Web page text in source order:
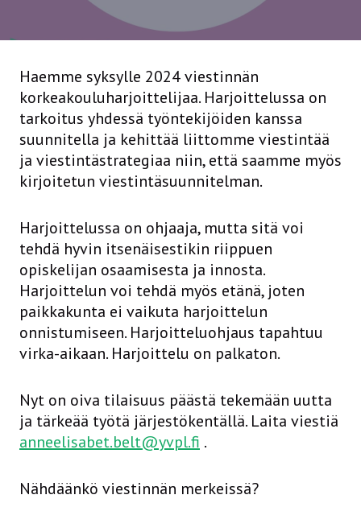
Haemme syksylle 2024 viestinnän
korkeakouluharjoittelijaa. Harjoittelussa on
tarkoitus yhdessä työntekijöiden kanssa
suunnitella ja kehittää liittomme viestintää
ja viestintästrategiaa niin, että saamme myös
kirjoitetun viestintäsuunnitelman.
Harjoittelussa on ohjaaja, mutta sitä voi
tehdä hyvin itsenäisestikin riippuen
opiskelijan osaamisesta ja innosta.
Harjoittelun voi tehdä myös etänä, joten
paikkakunta ei vaikuta harjoittelun
onnistumiseen. Harjoitteluohjaus tapahtuu
virka-aikaan. Harjoittelu on palkaton.
Nyt on oiva tilaisuus päästä tekemään uutta
ja tärkeää työtä järjestökentällä. Laita viestiä
anneelisabet.belt@yvpl.fi .
Nähdäänkö viestinnän merkeissä?